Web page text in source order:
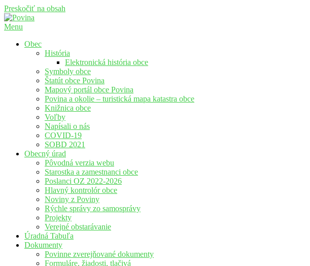
Preskočiť na obsah
Menu
Obec
História
Elektronická história obce
Symboly obce
Štatút obce Povina
Mapový portál obce Povina
Povina a okolie – turistická mapa katastra obce
Knižnica obce
Voľby
Napísali o nás
COVID-19
SOBD 2021
Obecný úrad
Pôvodná verzia webu
Starostka a zamestnanci obce
Poslanci OZ 2022-2026
Hlavný kontrolór obce
Noviny z Poviny
Rýchle správy zo samosprávy
Projekty
Verejné obstarávanie
Úradná Tabuľa
Dokumenty
Povinne zverejňované dokumenty
Formuláre, žiadosti, tlačivá